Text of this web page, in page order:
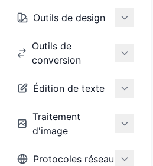
Outils de design
Outils de
conversion
Édition de texte
Traitement
d'image
Protocoles réseau